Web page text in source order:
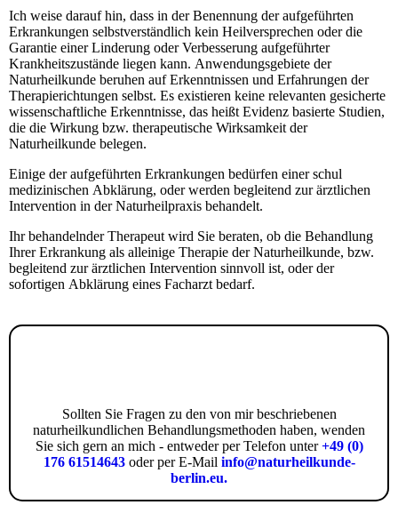
Ich weise darauf hin, dass in der Benennung der aufgeführten
Erkrankungen selbstverständlich kein Heilversprechen oder die
Garantie einer Linderung oder Verbesserung aufgeführter
Krankheitszustände liegen kann. Anwendungsgebiete der
Naturheilkunde beruhen auf Erkenntnissen und Erfahrungen der
Therapierichtungen selbst. Es existieren keine relevanten gesicherte
wissenschaftliche Erkenntnisse, das heißt Evidenz basierte Studien,
die die Wirkung bzw. therapeutische Wirksamkeit der
Naturheilkunde belegen.
Einige der aufgeführten Erkrankungen bedürfen einer schul
medizinischen Abklärung, oder werden begleitend zur ärztlichen
Intervention in der Naturheilpraxis behandelt.
Ihr behandelnder Therapeut wird Sie beraten, ob die Behandlung
Ihrer Erkrankung als alleinige Therapie der Naturheilkunde, bzw.
begleitend zur ärztlichen Intervention sinnvoll ist, oder der
sofortigen Abklärung eines Facharzt bedarf.
Sollten Sie Fragen zu den von mir beschriebenen
naturheilkundlichen Behandlungsmethoden haben, wenden
Sie sich gern an mich - entweder per Telefon unter+49 (0)
176 61514643oder per E-Mail info@naturheilkunde-
berlin.eu.